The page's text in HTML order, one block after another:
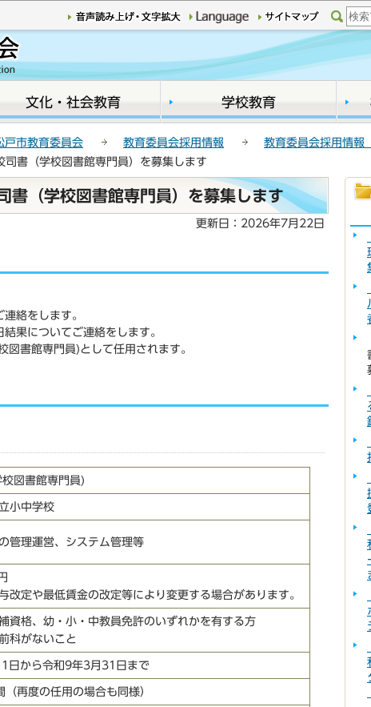
このページの本文へ移動
文化・社会教育 学校教育
戸市教育委員会 教育委員会採用情報
教育委員会採用情報
司書（学校図書館専門員）を募集します
書（学校図書館専門員）を募集します
更新日：2026年7月22日
絡をします。
果についてご連絡をします。
図書館専門員)として任用されます。
図書館専門員)
小中学校
管理運営、システム管理等
改定や最低賃金の改定等により変更する場合があります。
資格、幼・小・中教員免許のいずれかを有する方
科がないこと
日から令和9年3月31日まで
（再度の任用の場合も同様）